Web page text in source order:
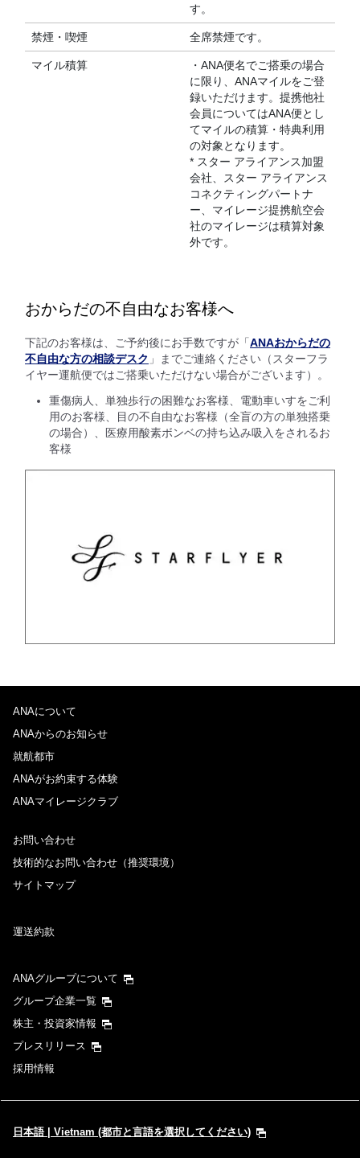
す。
禁煙・喫煙 全席禁煙です。
マイル積算
・ANA便名でご搭乗の場合
に限り、ANAマイルをご登
録いただけます。提携他社
会員についてはANA便とし
てマイルの積算・特典利用
の対象となります。
* スター アライアンス加盟
会社、スター アライアンス
コネクティングパートナ
ー、マイレージ提携航空会
社のマイレージは積算対象
外です。
おからだの不自由なお客様へ
下記のお客様は、ご予約後にお手数ですが「 ANAおからだの
不自由な方の相談デスク 」までご連絡ください（スターフラ
イヤー運航便ではご搭乗いただけない場合がございます）。
重傷病人、単独歩行の困難なお客様、電動車いすをご利
用のお客様、目の不自由なお客様（全盲の方の単独搭乗
の場合）、医療用酸素ボンベの持ち込み吸入をされるお
客様
ANAについて
ANAからのお知らせ
就航都市
ANAがお約束する体験
ANAマイレージクラブ
お問い合わせ
技術的なお問い合わせ（推奨環境）
サイトマップ
運送約款
ANAグループについて
グループ企業一覧
株主・投資家情報
プレスリリース
採用情報
日本語 | Vietnam (都市と言語を選択してください)